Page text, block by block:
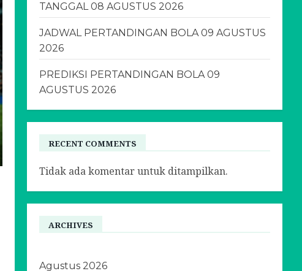
TANGGAL 08 AGUSTUS 2026
JADWAL PERTANDINGAN BOLA 09 AGUSTUS
2026
PREDIKSI PERTANDINGAN BOLA 09
AGUSTUS 2026
RECENT COMMENTS
Tidak ada komentar untuk ditampilkan.
ARCHIVES
Agustus 2026